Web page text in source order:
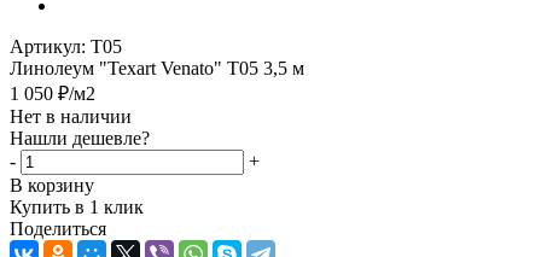
Артикул: T05
Линолеум "Texart Venato" T05 3,5 м
1 050 ₽/м2
Нет в наличии
Нашли дешевле?
-
+
В корзину
Купить в 1 клик
Поделиться